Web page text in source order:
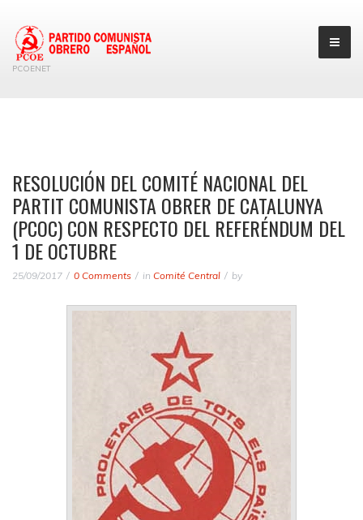
PCOENET
RESOLUCIÓN DEL COMITÉ NACIONAL DEL
PARTIT COMUNISTA OBRER DE CATALUNYA
(PCOC) CON RESPECTO DEL REFERÉNDUM DEL
1 DE OCTUBRE
25/09/2017 0 Comments in Comité Central by